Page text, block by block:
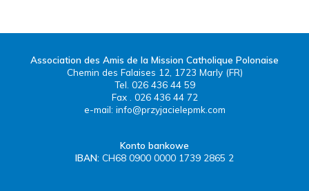
Association des Amis de la Mission Catholique Polonaise
Chemin des Falaises 12, 1723 Marly (FR)
Tel. 026 436 44 59
Fax . 026 436 44 72
e-mail: info@przyjacielepmk.com
Konto bankowe
IBAN: CH68 0900 0000 1739 2865 2